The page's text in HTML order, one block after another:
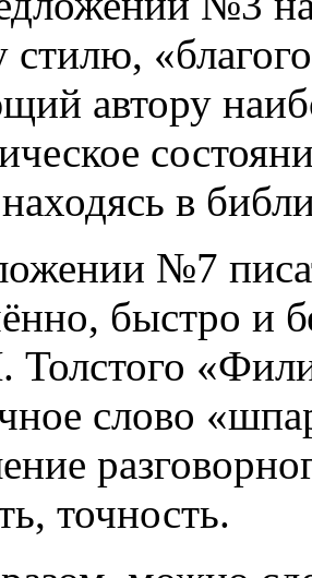
стилю,
автору
в
№7
быстро и
Толстого
слово
точность.